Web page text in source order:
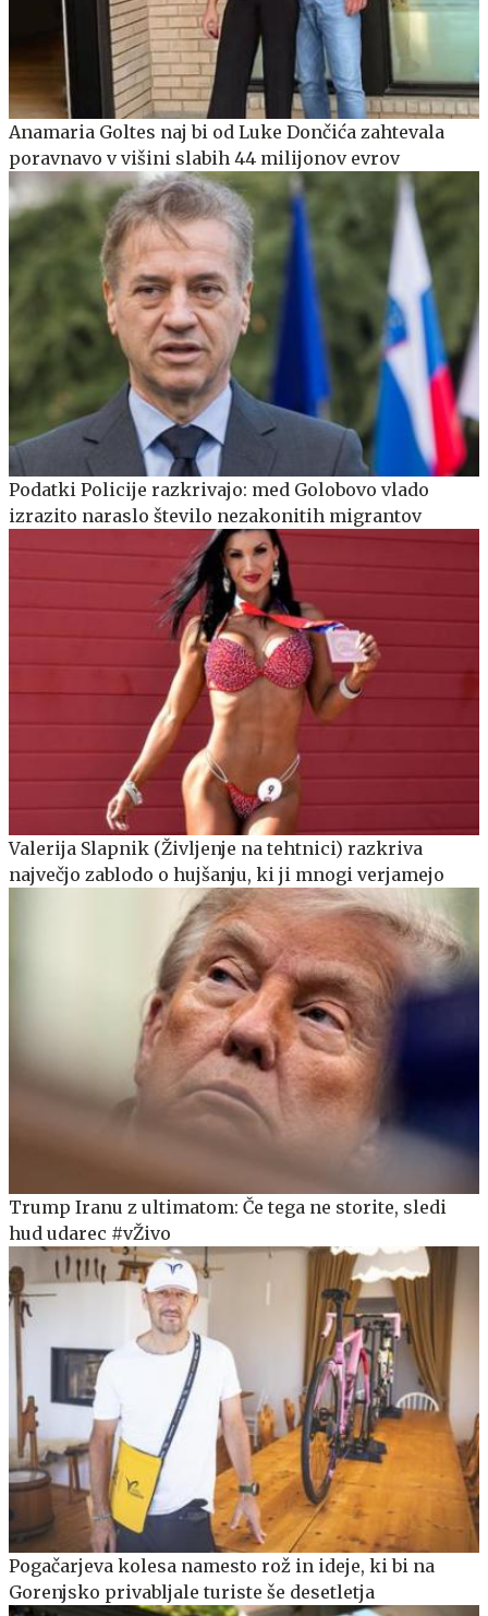
Anamaria Goltes naj bi od Luke Dončića zahtevala
poravnavo v višini slabih 44 milijonov evrov
Podatki Policije razkrivajo: med Golobovo vlado
izrazito naraslo število nezakonitih migrantov
Valerija Slapnik (Življenje na tehtnici) razkriva
največjo zablodo o hujšanju, ki ji mnogi verjamejo
Trump Iranu z ultimatom: Če tega ne storite, sledi
hud udarec #vŽivo
Pogačarjeva kolesa namesto rož in ideje, ki bi na
Gorenjsko privabljale turiste še desetletja